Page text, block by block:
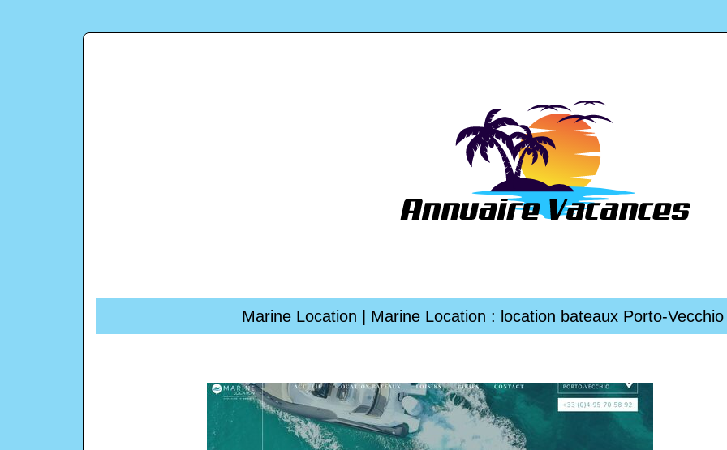
Marine Location | Marine Location : location bateaux Porto-